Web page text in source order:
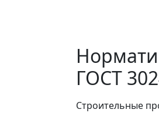
ГОСТ
Строительные